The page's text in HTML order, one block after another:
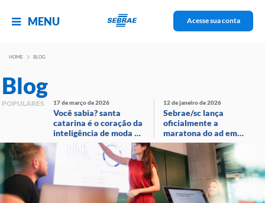
MENU Acesse sua conta
HOME BLOG
Blog
POPULARES 17 de março de 2026
Você sabia? santa
catarina é o coração da
inteligência de moda no
brasil!
12 de janeiro de 2026
Sebrae/sc lança
oficialmente a
maratona do ad em
evento com
transmissão ao vivo